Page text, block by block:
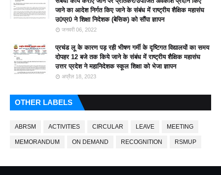
जाने का आदेश निर्गत किए जाने के संबंध में राष्ट्रीय शैक्षिक महासंघ
उ0प्र0 ने शिक्षा निदेशक (बेसिक) को सौंपा ज्ञापन
जनवरी 06, 2022
प्रचंड लू के कारण पड़ रही भीषण गर्मी के दृष्टिगत विद्यालयों का समय
दोपहर 12 बजे तक किये जाने के संबंध में राष्ट्रीय शैक्षिक महासंघ
उत्तर प्रदेश ने महानिदेशक स्कूल शिक्षा को भेजा ज्ञापन
अप्रैल 18, 2023
OTHER LABELS
ABRSM ACTIVITIES CIRCULAR LEAVE MEETING
MEMORANDUM ON DEMAND RECOGNITION RSMUP